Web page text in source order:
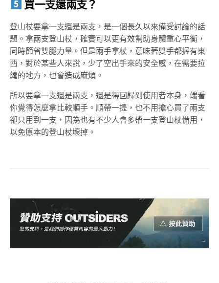
買一支還兩支？
登山杖要拿一支還是兩支，是一個長久以來備受討論的話
題。拿兩支登山杖，確實可以更有效幫助身體重心平衡，
同時節省雙腿力量。但是兩手拿杖，意味著雙手都握有東
西，對於某些人來說，少了空出手來的安全感，在需要拉
繩的地方，也會造成麻煩。
所以要拿一支還是兩支，還是得回歸到使用者本身，端看
你覺得怎麼拿比較順手。順帶一提，也不用擔心買了兩支
卻只用到一支，因為也有不少人會多帶一支登山杖備用，
以免原本的登山杖壞掉。